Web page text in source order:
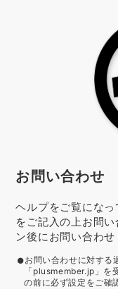
お問い合わせ
ヘルプをご覧にな
をご記入の上お問
ン後にお問い合わせ
お問い合わせに対する
「plusmember.jp」を
の前に必ず設定をご確